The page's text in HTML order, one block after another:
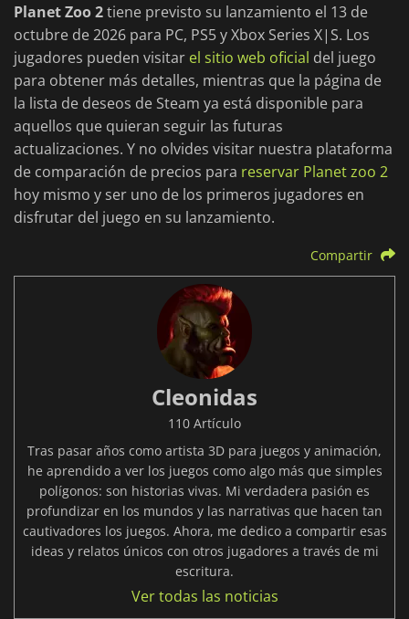
Planet Zoo 2tiene previsto su lanzamiento el 13 de
octubre de 2026 para PC, PS5 y Xbox Series X|S. Los
jugadores pueden visitar el sitio web oficial del juego
para obtener más detalles, mientras que la página de
la lista de deseos de Steam ya está disponible para
aquellos que quieran seguir las futuras
actualizaciones. Y no olvides visitar nuestra plataforma
de comparación de precios para reservar Planet zoo 2
hoy mismo y ser uno de los primeros jugadores en
disfrutar del juego en su lanzamiento.
Compartir
Cleonidas
110 Artículo
Tras pasar años como artista 3D para juegos y animación,
he aprendido a ver los juegos como algo más que simples
polígonos: son historias vivas. Mi verdadera pasión es
profundizar en los mundos y las narrativas que hacen tan
cautivadores los juegos. Ahora, me dedico a compartir esas
ideas y relatos únicos con otros jugadores a través de mi
escritura.
Ver todas las noticias